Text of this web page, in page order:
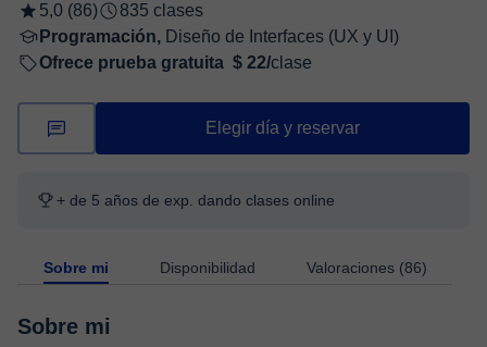
5,0 (86)
835 clases
Programación, Diseño de Interfaces (UX y UI)
Ofrece prueba gratuita $ 22/clase
Elegir día y reservar
+ de 5 años de exp. dando clases online
Sobre mi Disponibilidad Valoraciones (86)
Sobre mi